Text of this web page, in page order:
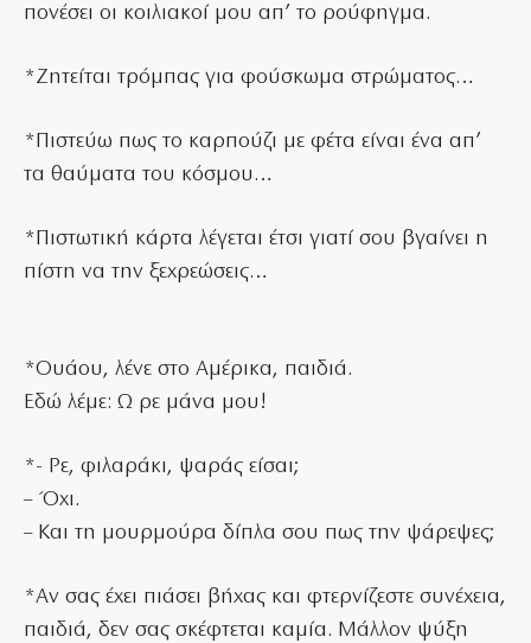
πονέσει οι κοιλιακοί μου απ’ το ρούφηγμα.
*Ζητείται τρόμπας για φούσκωμα στρώματος…
*Πιστεύω πως το καρπούζι με φέτα είναι ένα απ’
τα θαύματα του κόσμου…
*Πιστωτική κάρτα λέγεται έτσι γιατί σου βγαίνει η
πίστη να την ξεχρεώσεις…
*Ουάου, λένε στο Αμέρικα, παιδιά.
Εδώ λέμε: Ω ρε μάνα μου!
*- Ρε, φιλαράκι, ψαράς είσαι;
– Όχι.
– Και τη μουρμούρα δίπλα σου πως την ψάρεψες;
*Αν σας έχει πιάσει βήχας και φτερνίζεστε συνέχεια,
παιδιά, δεν σας σκέφτεται καμία. Μάλλον ψύξη